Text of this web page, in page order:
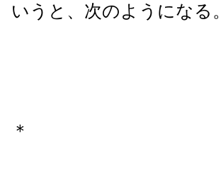
いうと、次のようになる。
＊